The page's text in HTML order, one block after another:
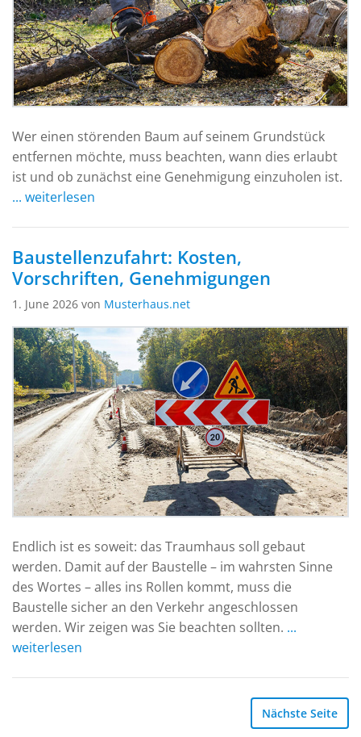
Wer einen störenden Baum auf seinem Grundstück
entfernen möchte, muss beachten, wann dies erlaubt
ist und ob zunächst eine Genehmigung einzuholen ist.
... weiterlesen
Baustellenzufahrt: Kosten,
Vorschriften, Genehmigungen
1. June 2026 von Musterhaus.net
Endlich ist es soweit: das Traumhaus soll gebaut
werden. Damit auf der Baustelle – im wahrsten Sinne
des Wortes – alles ins Rollen kommt, muss die
Baustelle sicher an den Verkehr angeschlossen
werden. Wir zeigen was Sie beachten sollten. ...
weiterlesen
Nächste Seite